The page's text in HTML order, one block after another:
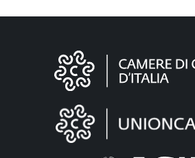
Informazioni
"Fattura